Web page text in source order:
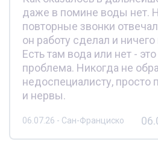
даже в помине воды нет.
повторные звонки
он работу сделал и
Есть там вода или нет -
проблема. Никогда не
недоспециалисту, просто
и нервы.
06.07.26 - Сан-Франциско